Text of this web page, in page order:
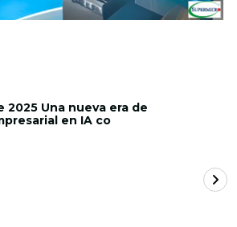
Una nueva era de
en IA co